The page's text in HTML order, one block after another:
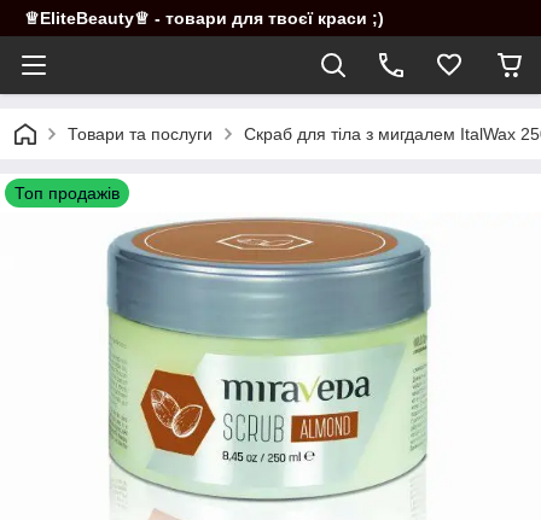
♕EliteBeauty♕ - товари для твоєї краси ;)
Товари та послуги Скраб для тіла з мигдалем ItalWax
Топ продажів